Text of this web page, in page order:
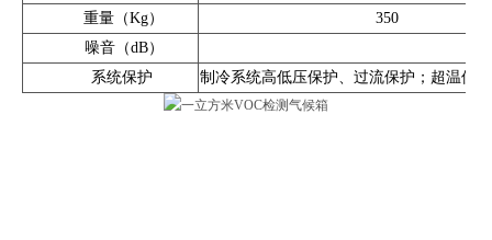
重量（Kg）
350
噪音（dB）
系统保护
制冷系统高低压保护、过流保护；超温保